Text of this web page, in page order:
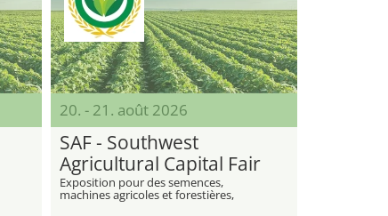
20. - 21. août 2026
SAF - Southwest
Agricultural Capital Fair
Exposition pour des semences,
machines agricoles et forestières,
engrais, pesticides et équipements